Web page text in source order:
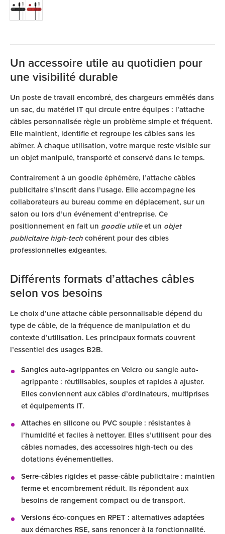
Un accessoire utile au quotidien pour
une visibilité durable
Un poste de travail encombré, des chargeurs emmêlés dans
un sac, du matériel IT qui circule entre équipes : l’attache
câbles personnalisée règle un problème simple et fréquent.
Elle maintient, identifie et regroupe les câbles sans les
abîmer. À chaque utilisation, votre marque reste visible sur
un objet manipulé, transporté et conservé dans le temps.
Contrairement à un goodie éphémère, l’attache câbles
publicitaire s’inscrit dans l’usage. Elle accompagne les
collaborateurs au bureau comme en déplacement, sur un
salon ou lors d’un événement d’entreprise. Ce
positionnement en fait un goodie utileet un objet
publicitaire high-tech cohérent pour des cibles
professionnelles exigeantes.
Différents formats d’attaches câbles
selon vos besoins
Le choix d’une attache câble personnalisable dépend du
type de câble, de la fréquence de manipulation et du
contexte d’utilisation. Les principaux formats couvrent
l’essentiel des usages B2B.
Sangles auto-agrippantes en Velcro ou sangle auto-
agrippante : réutilisables, souples et rapides à ajuster.
Elles conviennent aux câbles d’ordinateurs, multiprises
et équipements IT.
Attaches en silicone ou PVC souple : résistantes à
l’humidité et faciles à nettoyer. Elles s’utilisent pour des
câbles nomades, des accessoires high-tech ou des
dotations événementielles.
Serre-câbles rigides et passe-câble publicitaire : maintien
ferme et encombrement réduit. Ils répondent aux
besoins de rangement compact ou de transport.
Versions éco-conçues en RPET : alternatives adaptées
aux démarches RSE, sans renoncer à la fonctionnalité.